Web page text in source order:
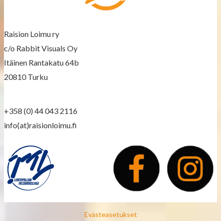
i
g
a
t
i
n
Raision Loimu ry
c/o Rabbit Visuals Oy
Itäinen Rantakatu 64b
20810 Turku
+358 (0) 44 043 2116
info(at)raisionloimu.fi
Evästeasetukset